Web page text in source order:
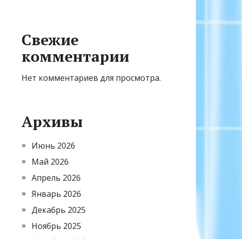
Свежие
комментарии
Нет комментариев для просмотра.
Архивы
Июнь 2026
Май 2026
Апрель 2026
Январь 2026
Декабрь 2025
Ноябрь 2025